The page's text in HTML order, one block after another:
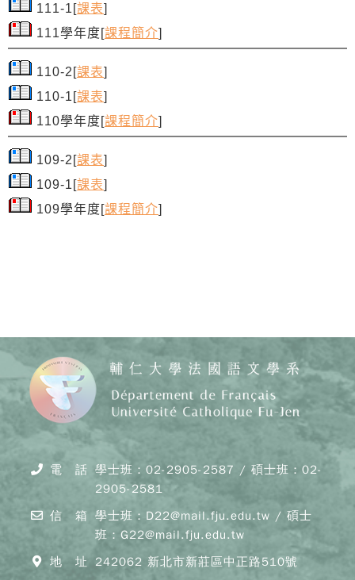
All
111-1[課表]
111學年度[課程簡介]
110-2[課表]
110-1[課表]
110學年度[課程簡介]
109-2[課表]
109-1[課表]
109學年度[課程簡介]
電 話 學士班：02-2905-2587 / 碩士班：02-
2905-2581
信 箱
學士班：D22@mail.fju.edu.tw / 碩士
班：G22@mail.fju.edu.tw
地 址
242062 新北市新莊區中正路510號